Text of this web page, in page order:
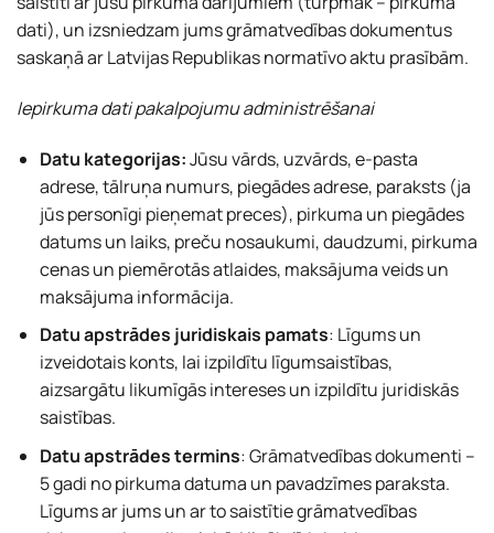
dati), un izsniedzam jums grāmatvedības dokumentus
saskaņā ar Latvijas Republikas normatīvo aktu prasībām.
Iepirkuma dati pakalpojumu administrēšanai
Datu kategorijas:Jūsu vārds, uzvārds, e-pasta
adrese, tālruņa numurs, piegādes adrese, paraksts (ja
jūs personīgi pieņemat preces), pirkuma un piegādes
datums un laiks, preču nosaukumi, daudzumi, pirkuma
cenas un piemērotās atlaides, maksājuma veids un
maksājuma informācija.
Datu apstrādes juridiskais pamats: Līgums un
izveidotais konts, lai izpildītu līgumsaistības,
aizsargātu likumīgās intereses un izpildītu juridiskās
saistības.
Datu apstrādes termins: Grāmatvedības dokumenti –
5 gadi no pirkuma datuma un pavadzīmes paraksta.
Līgums ar jums un ar to saistītie grāmatvedības